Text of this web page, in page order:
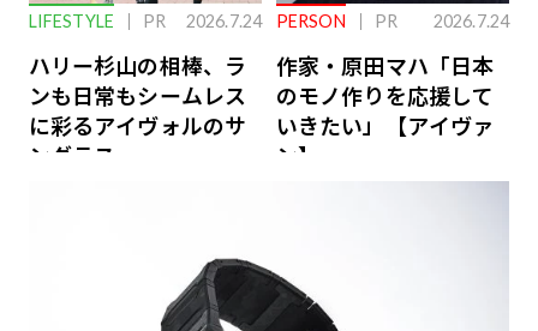
LIFESTYLE PR 2026.7.24
ハリー杉山の相棒、ラ
ンも日常もシームレス
に彩るアイヴォルのサ
ングラス
PERSON PR 2026.7.24
作家・原田マハ「日本
のモノ作りを応援して
いきたい」【アイヴァ
ン】